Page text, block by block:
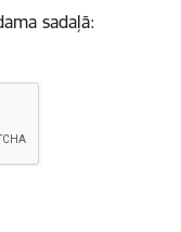
sadaļā: